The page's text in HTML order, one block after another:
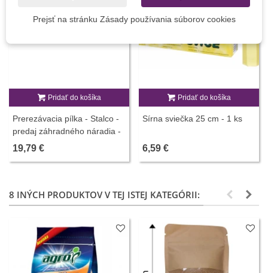
Pridať do košíka
Prerezávacia pílka - Stalco -
predaj záhradného náradia -
1 ks
19,79 €
Pridať do košíka
Sírna sviečka 25 cm - 1 ks
6,59 €
8 INÝCH PRODUKTOV V TEJ ISTEJ KATEGÓRII:
Prejsť na stránku Zásady používania súborov cookies